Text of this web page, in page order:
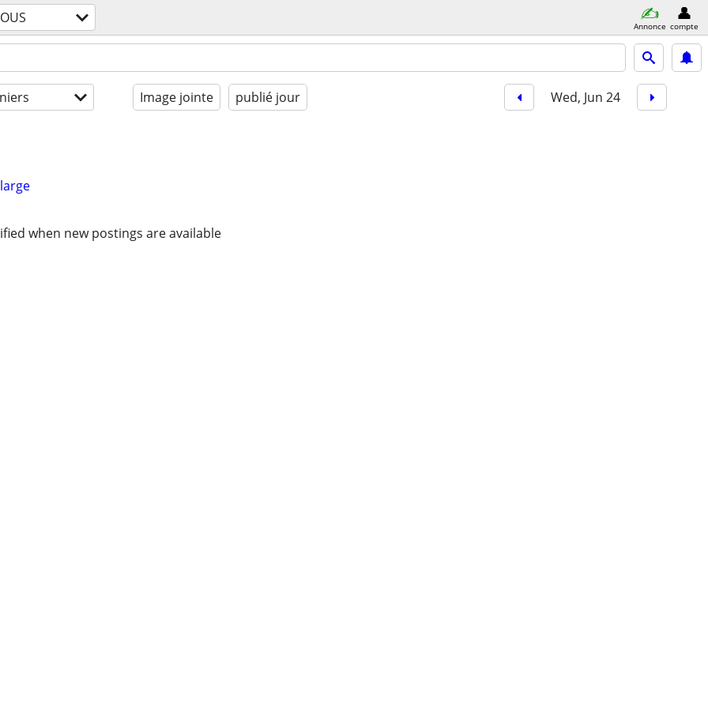
Annonce compte
Image jointe publié jour Wed, Jun 24
when new postings are available